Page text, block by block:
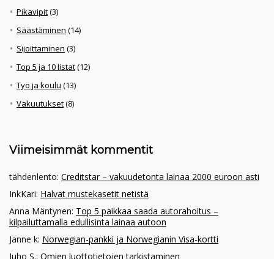
Pikavipit(3)
Säästäminen (14)
Sijoittaminen (3)
Top 5 ja 10 listat(12)
Työ ja koulu (13)
Vakuutukset(8)
Viimeisimmät kommentit
tähdenlento: Creditstar – vakuudetonta lainaa 2000 euroon asti
InkKari: Halvat mustekasetit netistä
Anna Mäntynen: Top 5 paikkaa saada autorahoitus –
kilpailuttamalla edullisinta lainaa autoon
Janne k: Norwegian-pankki ja Norwegianin Visa-kortti
Juho S.: Omien luottotietojen tarkistaminen